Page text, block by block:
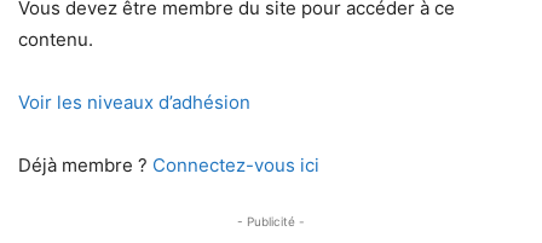
Vous devez être membre du site pour accéder à ce
contenu.
Voir les niveaux d’adhésion
Déjà membre ? Connectez-vous ici
- Publicité -